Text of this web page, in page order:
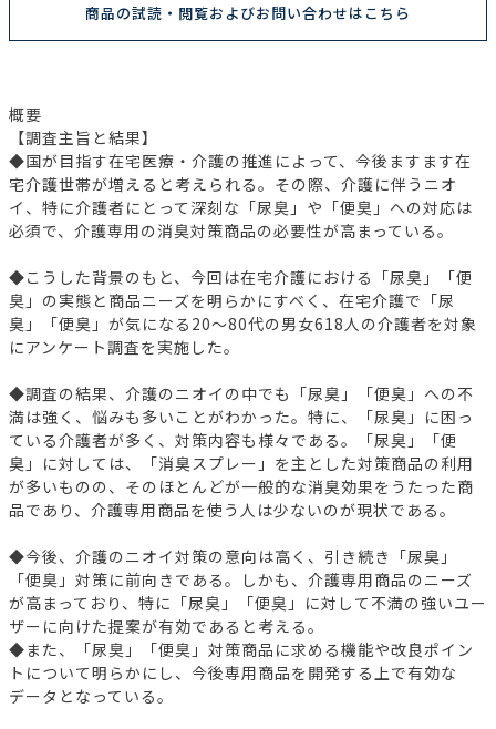
商品の試読・閲覧およびお問い合わせはこちら
概要
【調査主旨と結果】
◆国が目指す在宅医療・介護の推進によって、今後ますます在
宅介護世帯が増えると考えられる。その際、介護に伴うニオ
イ、特に介護者にとって深刻な「尿臭」や「便臭」への対応は
必須で、介護専用の消臭対策商品の必要性が高まっている。
◆こうした背景のもと、今回は在宅介護における「尿臭」「便
臭」の実態と商品ニーズを明らかにすべく、在宅介護で「尿
臭」「便臭」が気になる20～80代の男女618人の介護者を対象
にアンケート調査を実施した。
◆調査の結果、介護のニオイの中でも「尿臭」「便臭」への不
満は強く、悩みも多いことがわかった。特に、「尿臭」に困っ
ている介護者が多く、対策内容も様々である。「尿臭」「便
臭」に対しては、「消臭スプレー」を主とした対策商品の利用
が多いものの、そのほとんどが一般的な消臭効果をうたった商
品であり、介護専用商品を使う人は少ないのが現状である。
◆今後、介護のニオイ対策の意向は高く、引き続き「尿臭」
「便臭」対策に前向きである。しかも、介護専用商品のニーズ
が高まっており、特に「尿臭」「便臭」に対して不満の強いユー
ザーに向けた提案が有効であると考える。
◆また、「尿臭」「便臭」対策商品に求める機能や改良ポイン
トについて明らかにし、今後専用商品を開発する上で有効な
データとなっている。